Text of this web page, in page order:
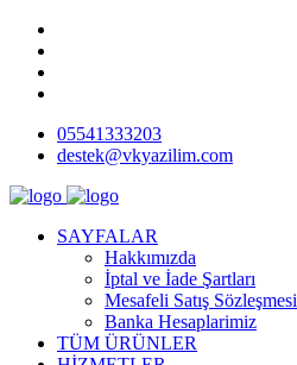
05541333203
destek@vkyazilim.com
SAYFALAR
Hakkımızda
İptal ve İade Şartları
Mesafeli Satış Sözleşmesi
Banka Hesaplarimiz
TÜM ÜRÜNLER